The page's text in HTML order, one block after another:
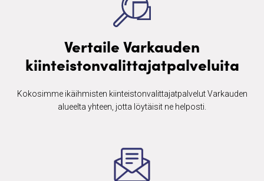
Vertaile Varkauden
kiinteistonvalittajatpalveluita
Kokosimme ikäihmisten ​kiinteistonvalittajatpalvelut Varkauden
alueelta yhteen, jotta löytäisit ne helposti.